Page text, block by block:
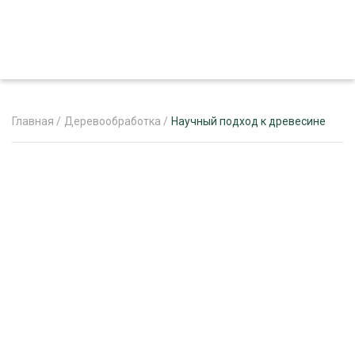
Главная / Деревообработка / Научный подход к древесине